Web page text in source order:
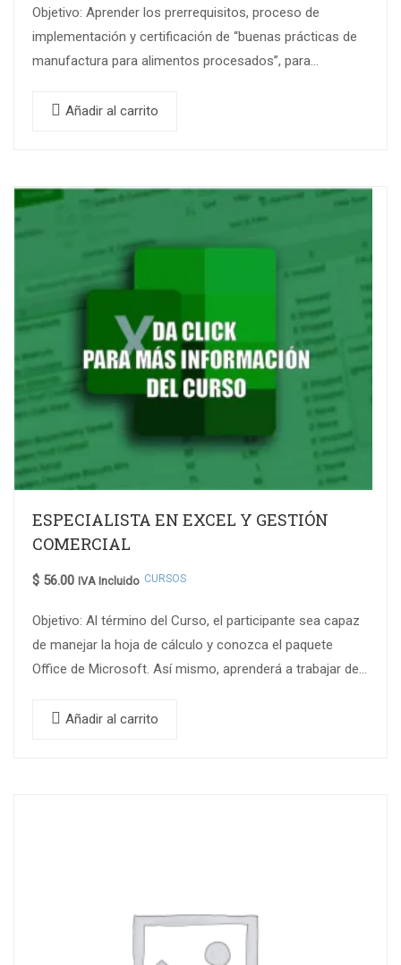
Objetivo: Aprender los prerrequisitos, proceso de
implementación y certificación de “buenas prácticas de
manufactura para alimentos procesados”, para
Contenidos A Tratar Introducción y…
Añadir al carrito
ESPECIALISTA EN EXCEL Y GESTIÓN
COMERCIAL
$ 56.00 IVA Incluido CURSOS
Objetivo: Al término del Curso, el participante sea capaz
de manejar la hoja de cálculo y conozca el paquete
Office de Microsoft. Así mismo, aprenderá a trabajar de
Añadir al carrito